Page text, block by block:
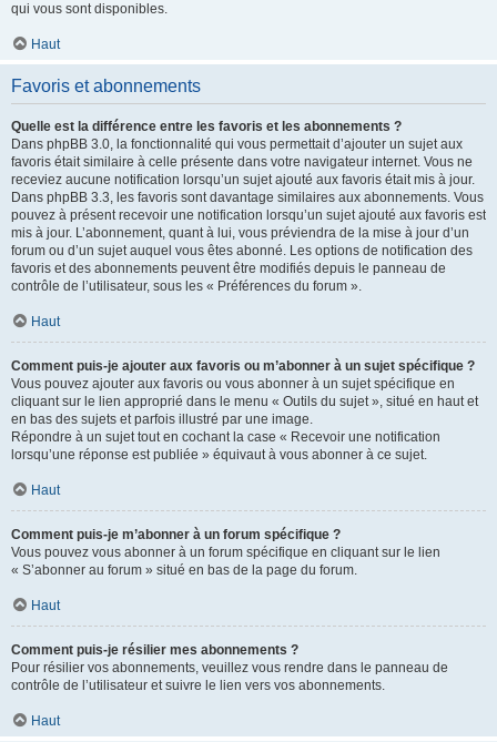
qui vous sont disponibles.
Haut
Favoris et abonnements
Quelle est la différence entre les favoris et les abonnements ?
Dans phpBB 3.0, la fonctionnalité qui vous permettait d’ajouter un sujet aux
favoris était similaire à celle présente dans votre navigateur internet. Vous ne
receviez aucune notification lorsqu’un sujet ajouté aux favoris était mis à jour.
Dans phpBB 3.3, les favoris sont davantage similaires aux abonnements. Vous
pouvez à présent recevoir une notification lorsqu’un sujet ajouté aux favoris est
mis à jour. L’abonnement, quant à lui, vous préviendra de la mise à jour d’un
forum ou d’un sujet auquel vous êtes abonné. Les options de notification des
favoris et des abonnements peuvent être modifiés depuis le panneau de
contrôle de l’utilisateur, sous les « Préférences du forum ».
Haut
Comment puis-je ajouter aux favoris ou m’abonner à un sujet spécifique ?
Vous pouvez ajouter aux favoris ou vous abonner à un sujet spécifique en
cliquant sur le lien approprié dans le menu « Outils du sujet », situé en haut et
en bas des sujets et parfois illustré par une image.
Répondre à un sujet tout en cochant la case « Recevoir une notification
lorsqu’une réponse est publiée » équivaut à vous abonner à ce sujet.
Haut
Comment puis-je m’abonner à un forum spécifique ?
Vous pouvez vous abonner à un forum spécifique en cliquant sur le lien
« S’abonner au forum » situé en bas de la page du forum.
Haut
Comment puis-je résilier mes abonnements ?
Pour résilier vos abonnements, veuillez vous rendre dans le panneau de
contrôle de l’utilisateur et suivre le lien vers vos abonnements.
Haut